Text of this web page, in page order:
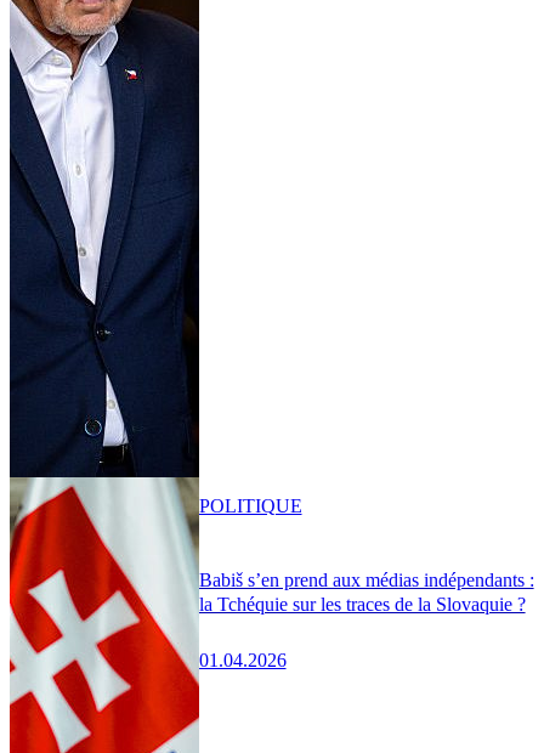
Babiš s’en prend aux médias indépendants :
la Tchéquie sur les traces de la Slovaquie ?
01.04.2026
POLITIQUE